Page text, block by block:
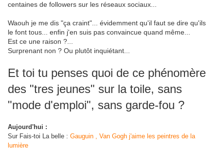
centaines de followers sur les réseaux sociaux...
Waouh je me dis "ça craint"... évidemment qu'il faut se dire qu'ils
le font tous... enfin j'en suis pas convaincue quand même...
Est ce une raison ?...
Surprenant non ? Ou plutôt inquiétant...
Et toi tu penses quoi de ce phénomère
des "tres jeunes" sur la toile, sans
"mode d'emploi", sans garde-fou ?
Aujourd'hui :
Sur Fais-toi La belle : Gauguin , Van Gogh j'aime les peintres de la
lumière